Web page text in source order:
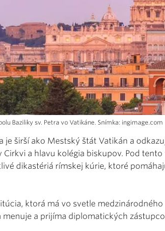
Baziliky sv. Petra vo Vatikáne. Snímka: ingimage.com
je širší ako Mestský štát Vatikán a
a hlavu kolégia biskupov. Pod
dikastériá rímskej kúrie, ktoré
ktorá má vo svetle
menuje a prijíma diplomatických